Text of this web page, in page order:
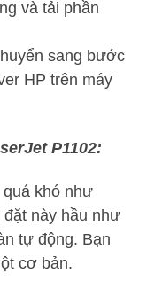
và tải phần
sang bước
HP trên máy
P1102:
quá khó như
này hầu như
tự động. Bạn
cơ bản.